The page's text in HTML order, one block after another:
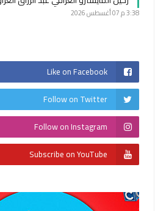
3:38 م 07 أغسطس 2026
Like on Facebook
Follow on Twitter
Follow on Instagram
Subscribe on YouTube